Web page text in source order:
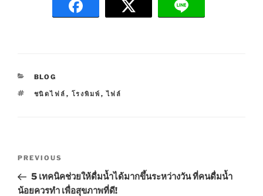
C
T
E
S
BLOG
T
ชนิดไฟล์ , โรงพิมพ์ ,ไฟล์
s
P
r
e
PREVIOUS
5 เทคนิคช่วยให้ดื่มน้ำได้มากขึ้นระหว่างวัน ที่คนดื่มน้ำ
น้อยควรทำ เพื่อสุขภาพที่ดี!